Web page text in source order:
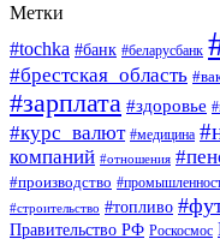
Метки
#tochka #банк #беларусбанк
#брестская_область
#зарплата #здоровье
#курс_валют #медицина
компаний #отношения
#производство
#строительство #топливо
Правительство РФ Роскосмос